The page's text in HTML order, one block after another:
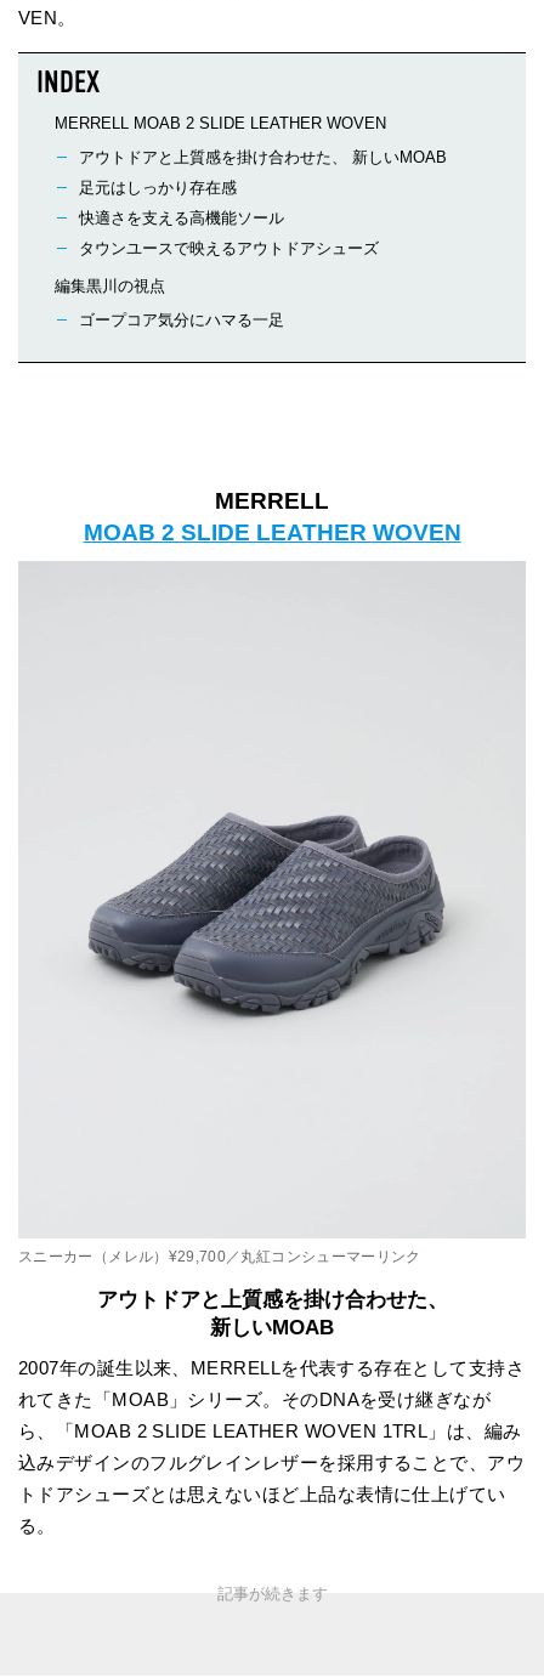
VEN。
MERRELL MOAB 2 SLIDE LEATHER WOVEN
アウトドアと上質感を掛け合わせた、 新しいMOAB
足元はしっかり存在感
快適さを支える高機能ソール
タウンユースで映えるアウトドアシューズ
編集黒川の視点
ゴープコア気分にハマる一足
MERRELL
MOAB 2 SLIDE LEATHER WOVEN
スニーカー（メレル）¥29,700／丸紅コンシューマーリンク
アウトドアと上質感を掛け合わせた、
新しいMOAB
2007年の誕生以来、MERRELLを代表する存在として支持さ
れてきた「MOAB」シリーズ。そのDNAを受け継ぎなが
ら、「MOAB 2 SLIDE LEATHER WOVEN 1TRL」は、編み
込みデザインのフルグレインレザーを採用することで、アウ
トドアシューズとは思えないほど上品な表情に仕上げてい
る。